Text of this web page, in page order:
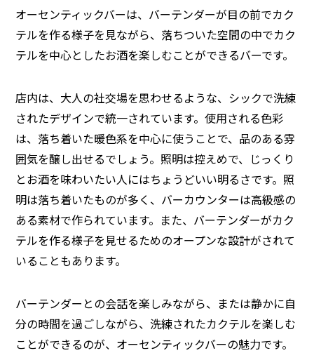
オーセンティックバーは、バーテンダーが目の前でカク
テルを作る様子を見ながら、落ちついた空間の中でカク
テルを中心としたお酒を楽しむことができるバーです。
店内は、大人の社交場を思わせるような、シックで洗練
されたデザインで統一されています。使用される色彩
は、落ち着いた暖色系を中心に使うことで、品のある雰
囲気を醸し出せるでしょう。照明は控えめで、じっくり
とお酒を味わいたい人にはちょうどいい明るさです。照
明は落ち着いたものが多く、バーカウンターは高級感の
ある素材で作られています。また、バーテンダーがカク
テルを作る様子を見せるためのオープンな設計がされて
いることもあります。
バーテンダーとの会話を楽しみながら、または静かに自
分の時間を過ごしながら、洗練されたカクテルを楽しむ
ことができるのが、オーセンティックバーの魅力です。